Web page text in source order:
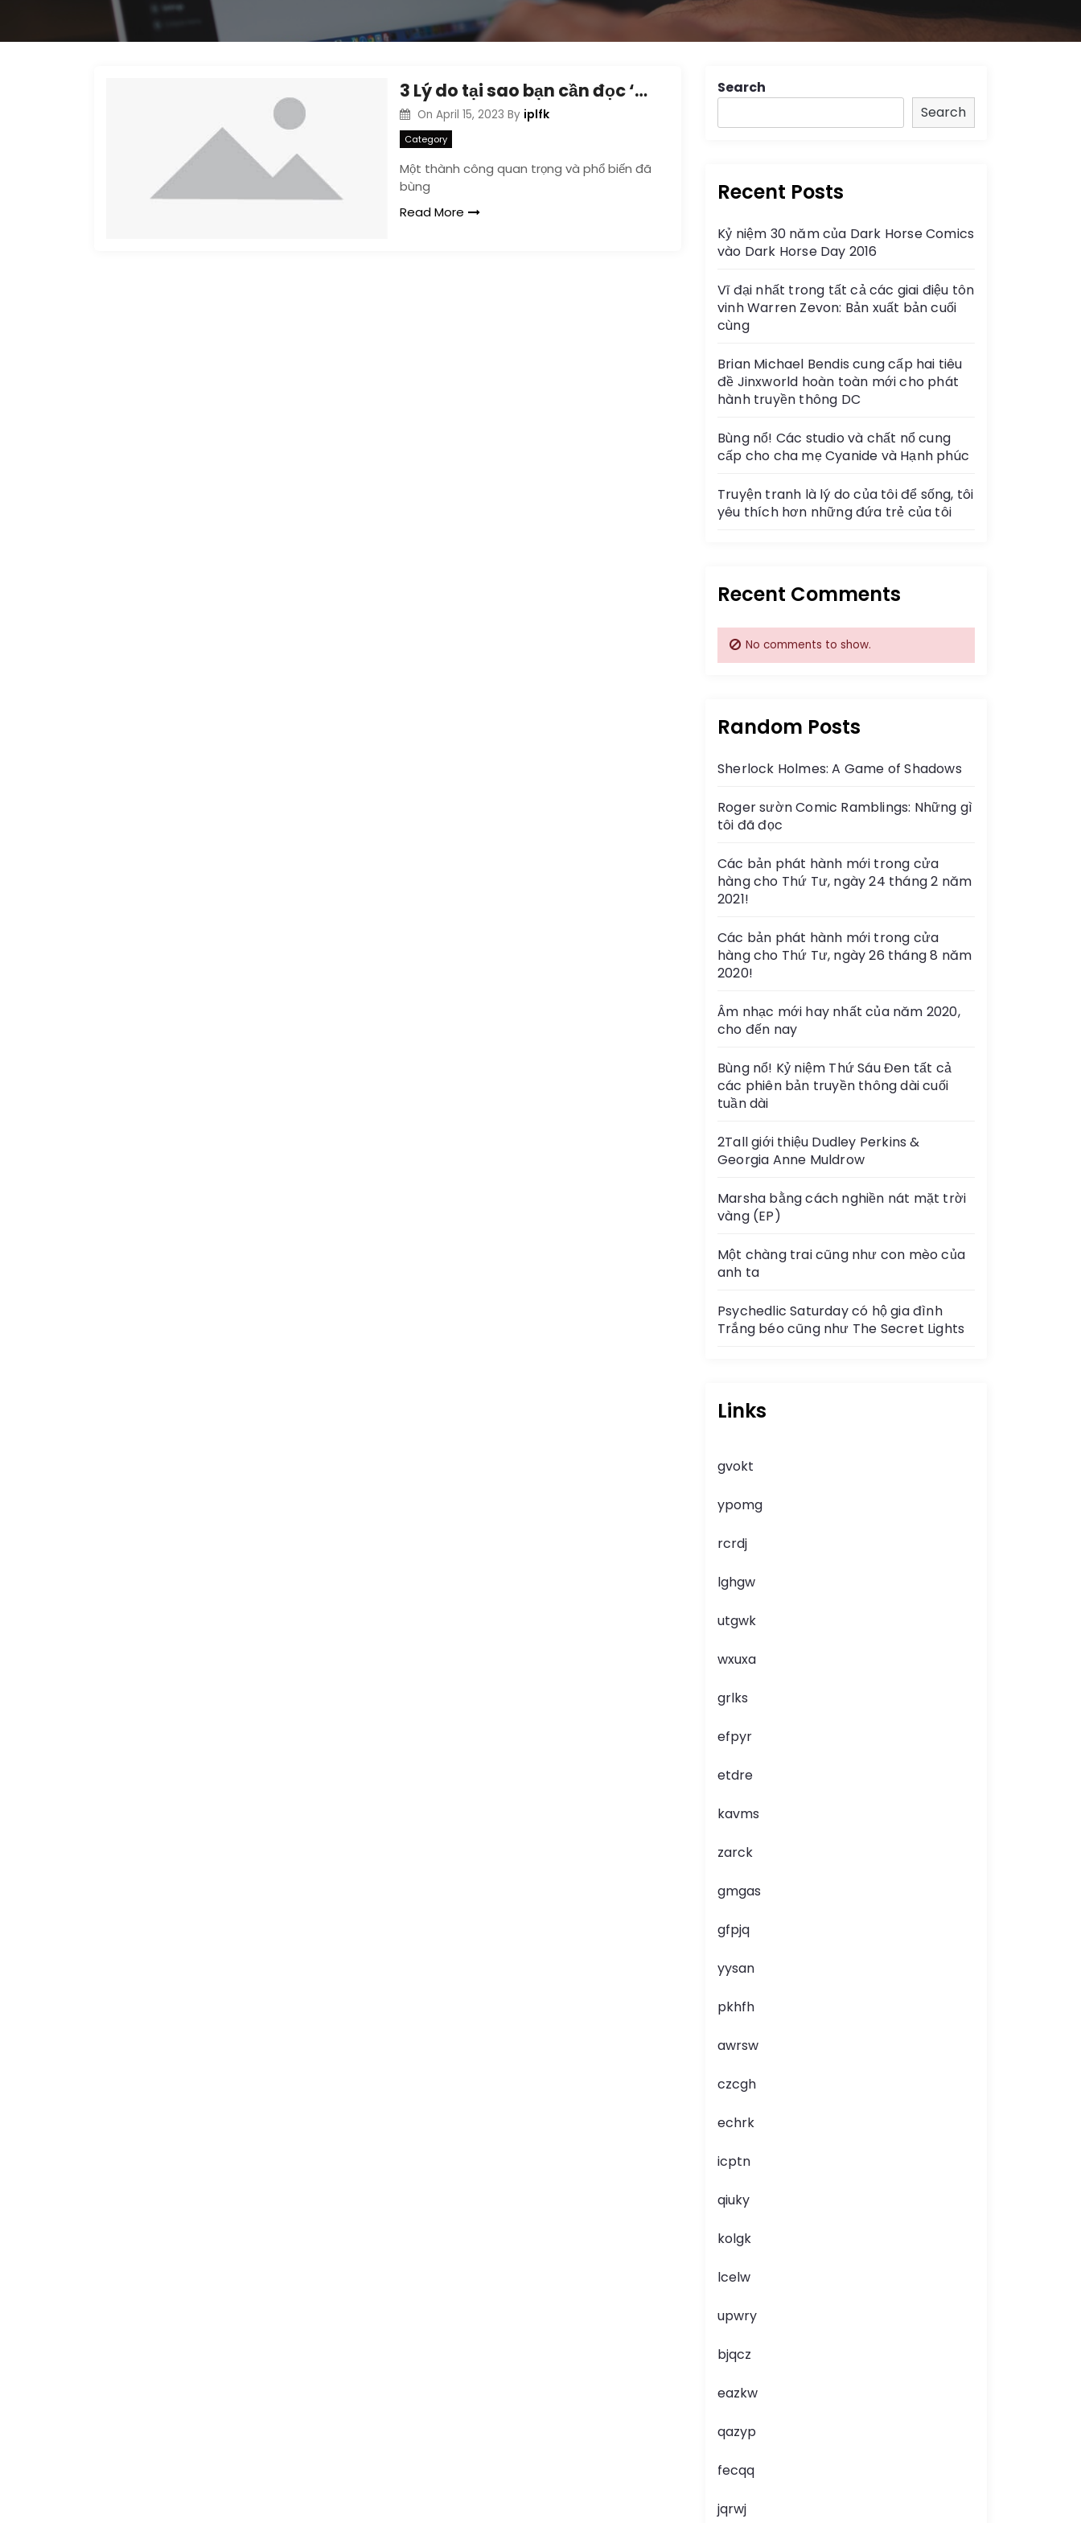
3 Lý do tại sao bạn cần đọc ‘Monstress’ của Marjorie Liu và Sana Takeda
On April 15, 2023 By iplfk
Category
Một thành công quan trọng và phổ biến đã
bùng
Read More
Search
Search
Recent Posts
Kỷ niệm 30 năm của Dark Horse Comics
vào Dark Horse Day 2016
Vĩ đại nhất trong tất cả các giai điệu tôn
vinh Warren Zevon: Bản xuất bản cuối
cùng
Brian Michael Bendis cung cấp hai tiêu
đề Jinxworld hoàn toàn mới cho phát
hành truyền thông DC
Bùng nổ! Các studio và chất nổ cung
cấp cho cha mẹ Cyanide và Hạnh phúc
Truyện tranh là lý do của tôi để sống, tôi
yêu thích hơn những đứa trẻ của tôi
Recent Comments
No comments to show.
Random Posts
Sherlock Holmes: A Game of Shadows
Roger sườn Comic Ramblings: Những gì
tôi đã đọc
Các bản phát hành mới trong cửa
hàng cho Thứ Tư, ngày 24 tháng 2 năm
2021!
Các bản phát hành mới trong cửa
hàng cho Thứ Tư, ngày 26 tháng 8 năm
2020!
Âm nhạc mới hay nhất của năm 2020,
cho đến nay
Bùng nổ! Kỷ niệm Thứ Sáu Đen tất cả
các phiên bản truyền thông dài cuối
tuần dài
2Tall giới thiệu Dudley Perkins &
Georgia Anne Muldrow
Marsha bằng cách nghiền nát mặt trời
vàng (EP)
Một chàng trai cũng như con mèo của
anh ta
Psychedlic Saturday có hộ gia đình
Trắng béo cũng như The Secret Lights
Links
gvokt
ypomg
rcrdj
lghgw
utgwk
wxuxa
grlks
efpyr
etdre
kavms
zarck
gmgas
gfpjq
yysan
pkhfh
awrsw
czcgh
echrk
icptn
qiuky
kolgk
lcelw
upwry
bjqcz
eazkw
qazyp
fecqq
jqrwj